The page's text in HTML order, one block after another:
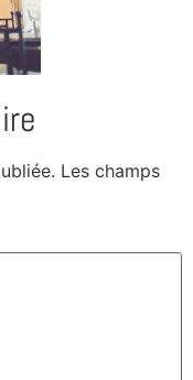
Les champs